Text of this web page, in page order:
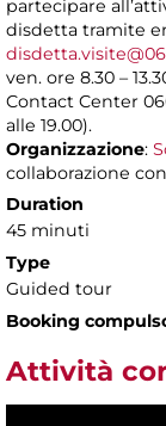
partecipare
disdetta tramite
ven. ore 8.30 –
Contact Center
alle 19.00).
Organizzazione:
collaborazione con
Duration
45 minuti
Type
Guided tour
Booking
Attività